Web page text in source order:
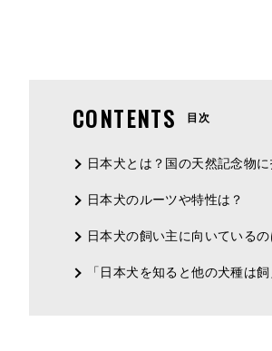
CONTENTS 目次
日本犬とは？国の天然記念物
日本犬のルーツや特性は？
日本犬の飼い主に向いている
「日本犬を知ると他の犬種は